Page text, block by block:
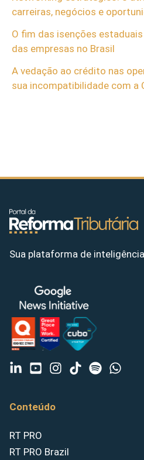
carreiras, negócios e
O fim das isenções
das empresas no Brasil
A vedação ao crédito nas
sua incompatibilidade com a
Sua plataforma de
Conteúdo
RT PRO
RT PRO Brazil